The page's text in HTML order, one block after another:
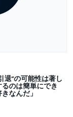
退”の可能性は著し
のは簡単にでき
なんだ」